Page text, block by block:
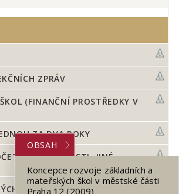
OBSAH
Koncepce rozvoje základních a
mateřských škol v městské části
Praha 12 (2009)
ZPRÁV
(FINANČNÍ PROSTŘEDKY V
ZA DVA ROKY
MĚSTSKÉ ČÁSTI, JINÉ
ŠKOLÁCH (PREVENCE